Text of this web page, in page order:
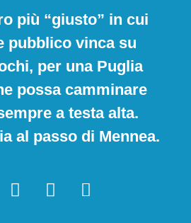
più “giusto” in cui
pubblico vinca su
per una Puglia
possa camminare
a testa alta.
al passo di Mennea.